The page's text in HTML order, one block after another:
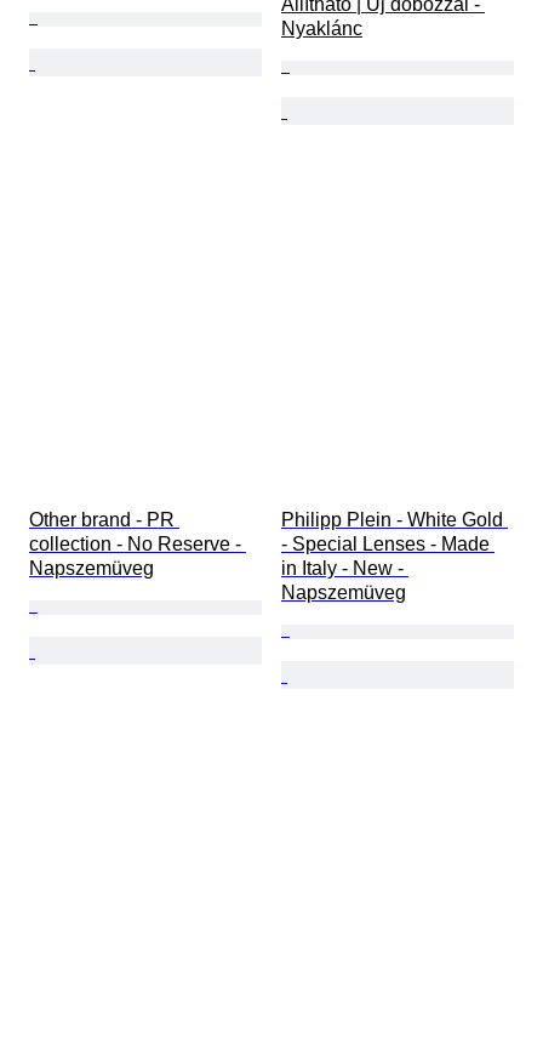
Állítható | Új dobozzal -
Nyaklánc
Other brand - PR
collection - No Reserve -
Napszemüveg
Philipp Plein - White Gold
- Special Lenses - Made
in Italy - New -
Napszemüveg